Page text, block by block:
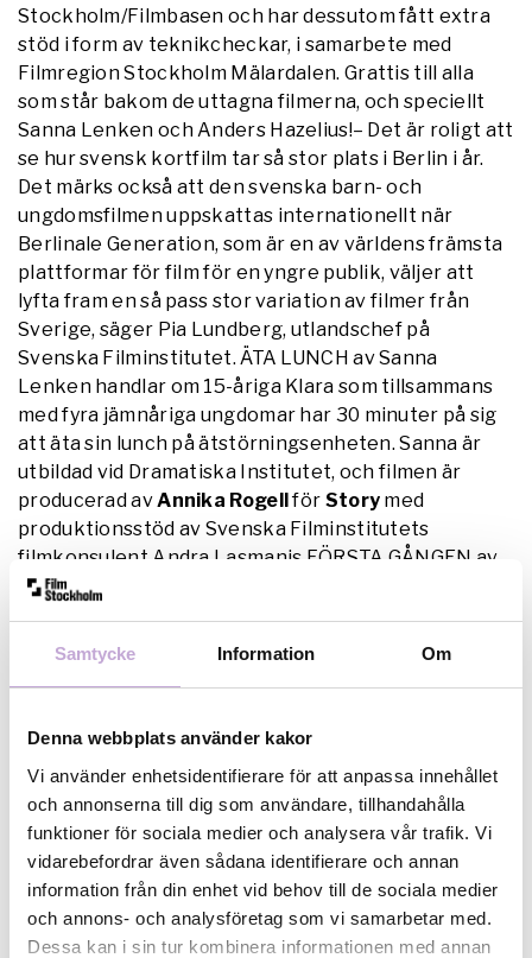
Samtycke Information Om
Denna webbplats använder kakor
Vi använder enhetsidentifierare för att anpassa innehållet
och annonserna till dig som användare, tillhandahålla
funktioner för sociala medier och analysera vår trafik. Vi
vidarebefordrar även sådana identifierare och annan
information från din enhet vid behov till de sociala medier
och annons- och analysföretag som vi samarbetar med.
Dessa kan i sin tur kombinera informationen med annan
Stockholm/Filmbasen och har dessutom fått extra
stöd i form av teknikcheckar, i samarbete med
Filmregion Stockholm Mälardalen. Grattis till alla
som står bakom de uttagna filmerna, och speciellt
Sanna Lenken och Anders Hazelius!– Det är roligt att
se hur svensk kortfilm tar så stor plats i Berlin i år.
Det märks också att den svenska barn- och
ungdomsfilmen uppskattas internationellt när
Berlinale Generation, som är en av världens främsta
plattformar för film för en yngre publik, väljer att
lyfta fram en så pass stor variation av filmer från
Sverige, säger Pia Lundberg, utlandschef på
Svenska Filminstitutet. ÄTA LUNCH av Sanna
Lenken handlar om 15-åriga Klara som tillsammans
med fyra jämnåriga ungdomar har 30 minuter på sig
att äta sin lunch på ätstörningsenheten. Sanna är
utbildad vid Dramatiska Institutet, och filmen är
producerad avAnnika Rogellför Story med
produktionsstöd av Svenska Filminstitutets
filmkonsulent Andra Lasmanis.FÖRSTA GÅNGEN av
Anders Hazelius
misslyckas och bestämmer sig för att ljuga om
händelsen för kompisarna. Anders har gått
producerad av Lizette Jonjicför
filmkonsulent Linus Torell.Berlinfestivalens
huvudtävlan för kortfilm, Berlinale Shorts, är ett av
de mest prestigefulla festivalsammanhangen för
kortfilm i världen.Berlins filmfestivalpågår 7 – 17
februari.Bilden är från FÖRSTA GÅNGEN av Anders
Hazelius.